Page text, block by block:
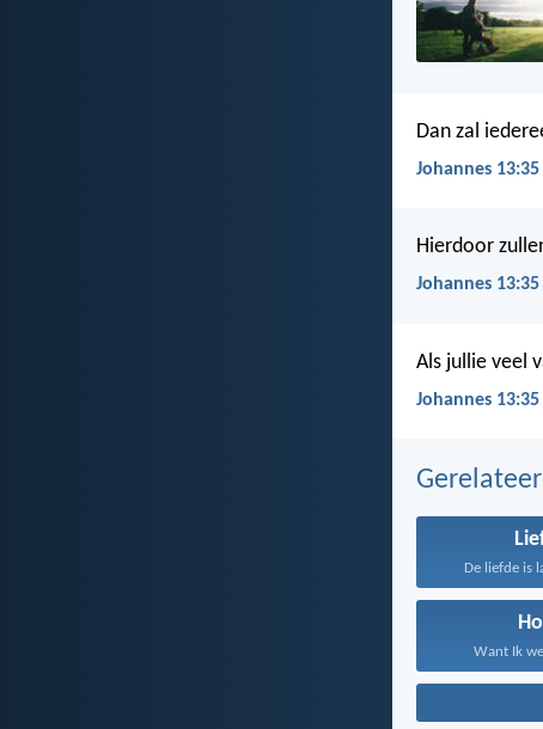
Dan zal
Johannes 13:35
Hierdoor
Johannes 13:35
Als jullie veel
Johannes 13:35
De liefde is
Want Ik